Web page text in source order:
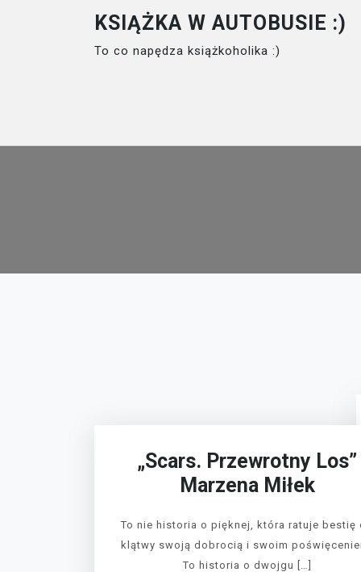
KSIĄŻKA W AUTOBUSIE :)
To co napędza książkoholika :)
„Scars. Przewrotny Los”
Marzena Miłek
To nie historia o pięknej, która ratuje bestię
klątwy swoją dobrocią i swoim
To historia o dwojgu […]